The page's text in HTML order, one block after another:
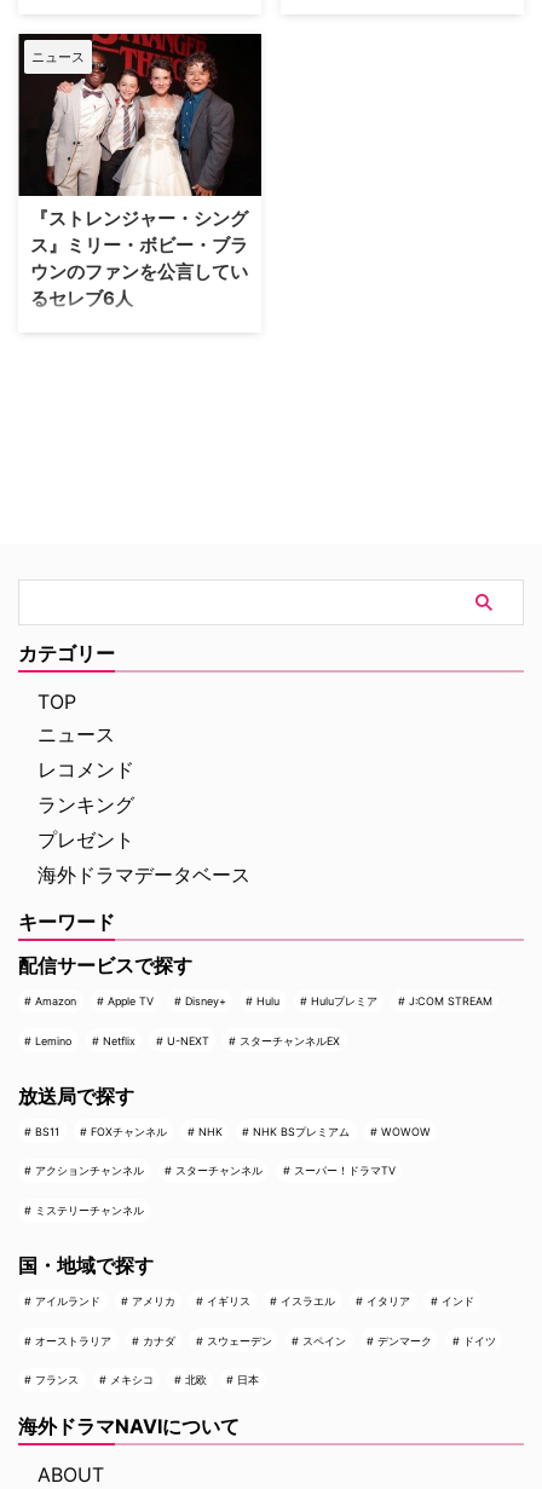
Netflixの人気SFスリラードラマ
『ストレンジャー・シングス 未
知の世界』。本シリーズの主要キ
ャストであるマイクやスティーブ
役は、最終的に演じた俳優とは違
う人物がオーディションを受けて
いたことが明らかとなった。英
Digital Spyが報じている。 【関
連記事】『ストレンジャー・シン
グス』あのブロマンスの誕生秘話
と…
米Netflixの人気SFミステリード
ニュース
『ストレンジャー・シング
ス』ミリー・ボビー・ブラ
ウンのファンを公言してい
るセレブ6人
Netflixで配信しているオリジナル
カテゴリー
TOP
ニュース
レコメンド
ランキング
プレゼント
海外ドラマデータベース
キーワード
配信サービスで探す
Amazon Apple TV Disney+ Hulu Huluプレミア J:COM STREAM
Lemino Netflix U-NEXT スターチャンネルEX
放送局で探す
BS11 FOXチャンネル NHK NHK BSプレミアム WOWOW
アクションチャンネル スターチャンネル スーパー！ドラマTV
ミステリーチャンネル
国・地域で探す
アイルランド アメリカ イギリス イスラエル イタリア インド
オーストラリア カナダ スウェーデン スペイン デンマーク ドイツ
フランス メキシコ 北欧 日本
海外ドラマNAVIについて
ABOUT